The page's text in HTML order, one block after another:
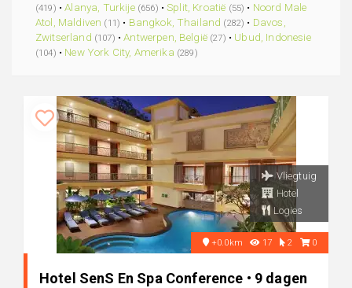
(419) •Alanya, Turkije (656) •Split, Kroatië (55) • Noord Male
Atol, Maldiven (11) • Bangkok, Thailand (282) • Davos,
Zwitserland (107) •Antwerpen, België (27) • Ubud, Indonesie
(104) • New York City, Amerika (289)
Vliegtuig
Hotel
Logies
+0.0km 17 2 0
Hotel SenS En Spa Conference • 9 dagen